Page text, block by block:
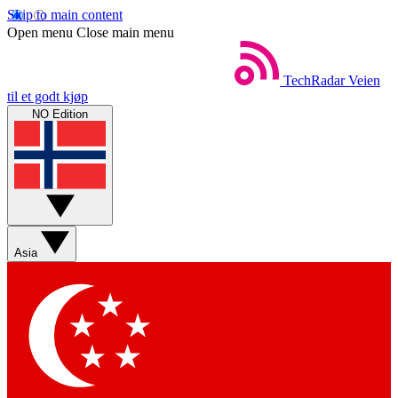
Skip to main content
Open menu Close main menu
TechRadar Veien
til et godt kjøp
NO Edition
Asia